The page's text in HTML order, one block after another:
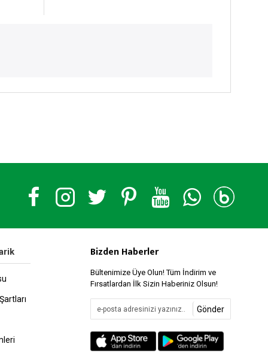
Bizden Haberler
Bültenimize Üye Olun! Tüm İndirim ve
Fırsatlardan İlk Sizin Haberiniz Olsun!
Gönder